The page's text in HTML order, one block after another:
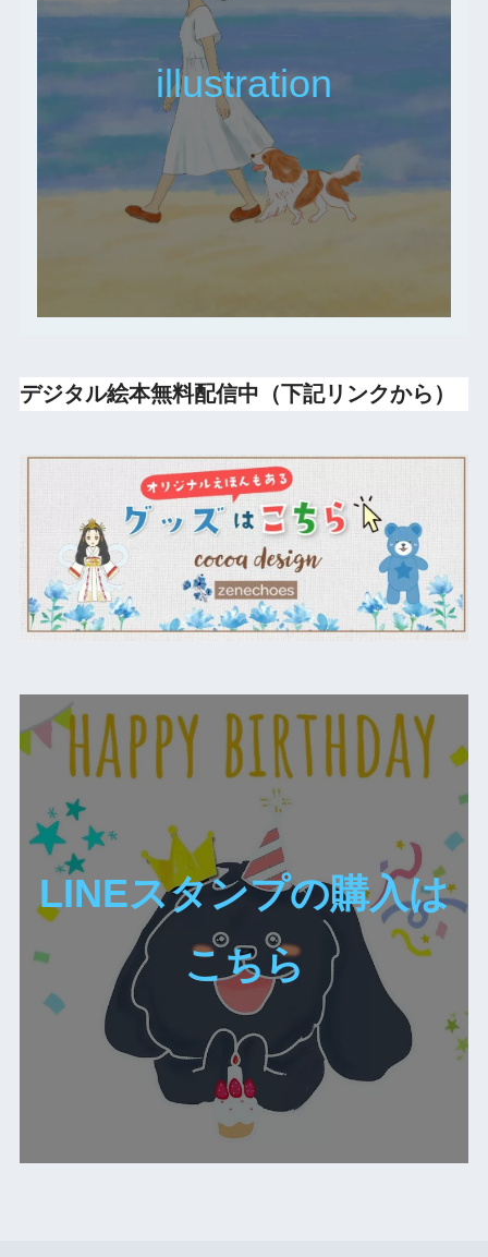
illustration
デジタル絵本無料配信中（下記リンクから）
LINEスタンプの購入は
こちら